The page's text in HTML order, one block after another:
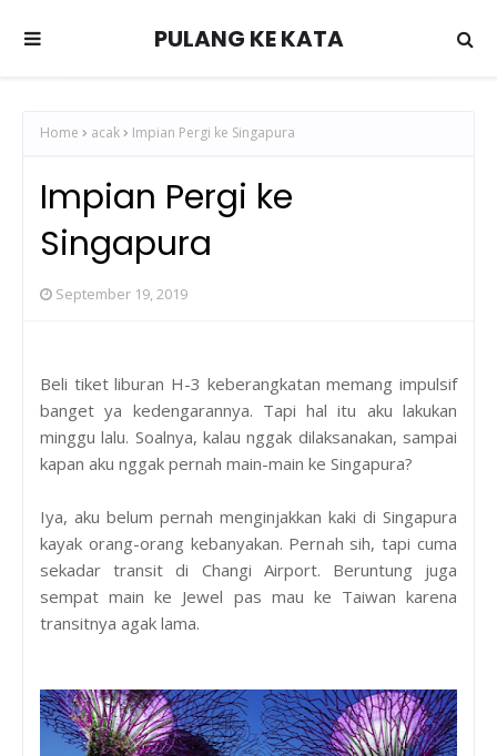
PULANG KE KATA
Home acak Impian Pergi ke Singapura
Impian Pergi ke
Singapura
September 19, 2019
Beli tiket liburan H-3 keberangkatan memang impulsif
banget ya kedengarannya. Tapi hal itu aku lakukan
minggu lalu. Soalnya, kalau nggak dilaksanakan, sampai
kapan aku nggak pernah main-main ke Singapura?
Iya, aku belum pernah menginjakkan kaki di Singapura
kayak orang-orang kebanyakan. Pernah sih, tapi cuma
sekadar transit di Changi Airport. Beruntung juga
sempat main ke Jewel pas mau ke Taiwan karena
transitnya agak lama.